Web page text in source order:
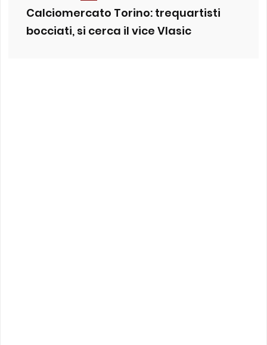
Calciomercato Torino: trequartisti
bocciati, si cerca il vice Vlasic